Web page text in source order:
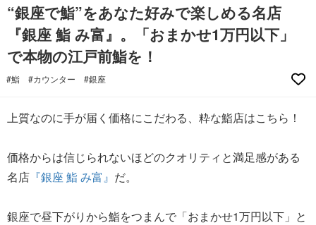
“銀座で鮨”をあなた好みで楽しめる名店
『銀座 鮨 み富』。「おまかせ1万円以下」
で本物の江戸前鮨を！
#鮨 #カウンター #銀座
上質なのに手が届く価格にこだわる、粋な鮨店はこちら！
価格からは信じられないほどのクオリティと満足感がある
名店 『銀座 鮨 み富』 だ。
銀座で昼下がりから鮨をつまんで「おまかせ1万円以下」と